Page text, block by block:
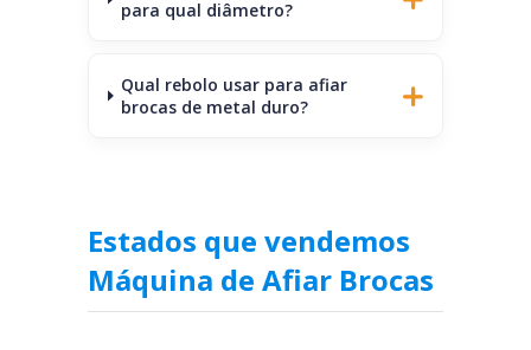
para qual diâmetro?
Qual rebolo usar para afiar
brocas de metal duro?
Estados que vendemos
Máquina de Afiar Brocas